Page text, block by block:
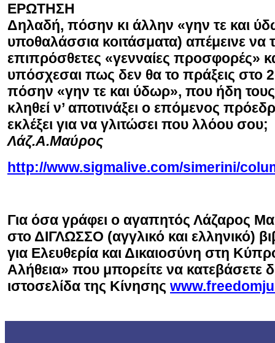
ΕΡΩΤΗΣΗ
Δηλαδή, πόσην κι άλλην «γην τε και
υποθαλάσσια κοιτάσματα) απέμεινε να
επιπρόσθετες «γενναίες προσφορές»
υπόσχεσαι πως δεν θα το πράξεις στο
πόσην «γην τε και ύδωρ», που ήδη
κληθεί ν’ αποτινάξει ο επόμενος
εκλέξει για να γλιτώσει που λλόου σου;
Λάζ.Α.Μαύρος
http://www.sigmalive.com/simerini/
Για όσα γράφει ο αγαπητός Λάζαρος
στο ΔΙΓΛΩΣΣΟ (αγγλικό και ελληνικό)
για Ελευθερία και Δικαιοσύνη στη
Αλήθεια» που μπορείτε να κατεβάσετε
ιστοσελίδα της Κίνησης